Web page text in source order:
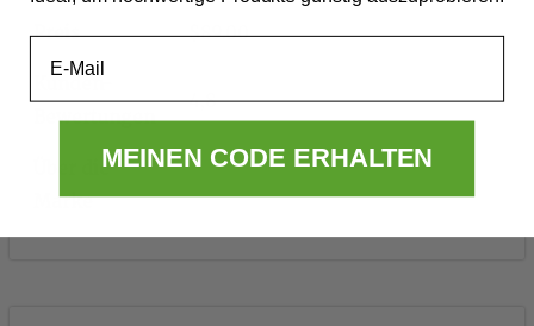
Preis $89.00
Bewertungen
4,8
Über die
Marke
MEINEN CODE ERHALTEN